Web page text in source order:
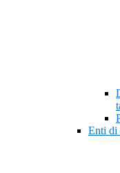
Enti di